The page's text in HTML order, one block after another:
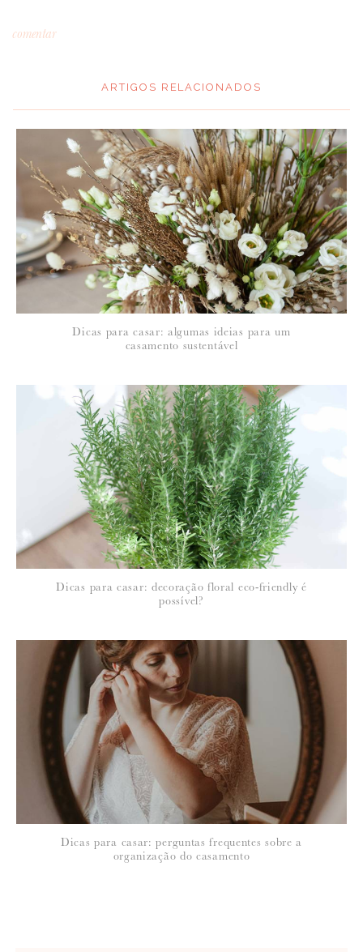
comentar
NOME*:
Para saber como tratamos e protegemos os seus dados, leia a nossa
política de privacidade
ARTIGOS RELACIONADOS
Dicas para casar: algumas ideias para um
casamento sustentável
Dicas para casar: decoração floral eco-friendly é
possível?
Dicas para casar: perguntas frequentes sobre a
organização do casamento